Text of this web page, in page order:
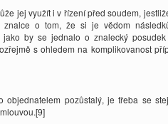
jej využít i v řízení před soudem,
znalce o tom, že si je vědom
by se jednalo o znalecký posudek
s ohledem na komplikovanost
objednatelem pozůstalý, je třeba se